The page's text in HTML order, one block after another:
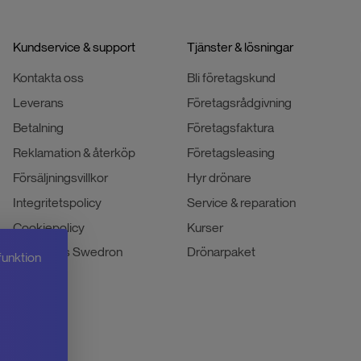
Kundservice & support
Kontakta oss
Leverans
Betalning
Reklamation & återköp
Försäljningsvillkor
Integritetspolicy
Cookiepolicy
Jobba hos Swedron
Tjänster & lösningar
Bli företagskund
Företagsrådgivning
Företagsfaktura
Företagsleasing
Hyr drönare
Service & reparation
Kurser
Drönarpaket